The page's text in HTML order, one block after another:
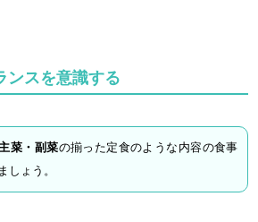
スを意識する
菜・副菜の揃った定食のような内容の食事
しょう。